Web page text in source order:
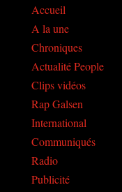
Accueil
A la une
Chroniques
Actualité People
Clips vidéos
Rap Galsen
International
Communiqués
Radio
Publicité